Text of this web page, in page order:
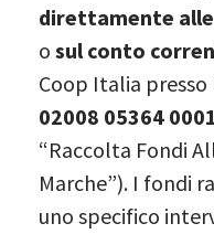
direttamente alle
o sul conto
Coop Italia
02008 05364
“Raccolta Fondi
Marche”). I fondi
uno specifico